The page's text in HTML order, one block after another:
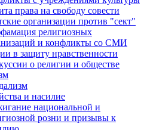
права на свободу совести
организации против "сект"
религиозных
и конфликты со СМИ
в защиту нравственности
о религии и обществе
и насилие
национальной и
розни и призывы к